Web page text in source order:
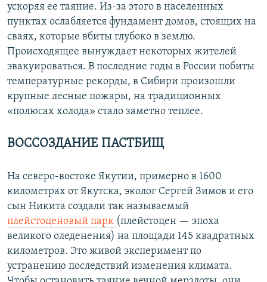
ускоряя ее таяние. Из-за этого в населенных
пунктах ослабляется фундамент домов, стоящих на
сваях, которые вбиты глубоко в землю.
Происходящее вынуждает некоторых жителей
эвакуироваться. В последние годы в России побиты
температурные рекорды, в Сибири произошли
крупные лесные пожары, на традиционных
«полюсах холода» стало заметно теплее.
ВОССОЗДАНИЕ ПАСТБИЩ
На северо-востоке Якутии, примерно в 1600
километрах от Якутска, эколог Сергей Зимов и его
сын Никита создали так называемый
плейстоценовый парк (плейстоцен — эпоха
великого оледенения) на площади 145 квадратных
километров. Это живой эксперимент по
устранению последствий изменения климата.